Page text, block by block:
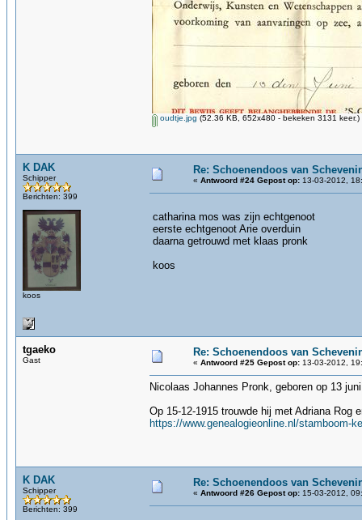
oudtje.jpg (52.36 KB, 652x480 - bekeken 3131 keer.)
K DAK
Schipper
Berichten: 399
koos
Re: Schoenendoos van
« Antwoord #24 Gepost op: 13-03-2012,
catharina mos was zijn echtgenoot
eerste echtgenoot Arie overduin
daarna getrouwd met klaas pronk
koos
tgaeko
Gast
Re: Schoenendoos van
« Antwoord #25 Gepost op: 13-03-2012,
Nicolaas Johannes Pronk, geboren op 13
Op 15-12-1915 trouwde hij met Adriana
https://www.genealogieonline.nl/stamboom-
K DAK
Schipper
Berichten: 399
Re: Schoenendoos van
« Antwoord #26 Gepost op: 15-03-2012,